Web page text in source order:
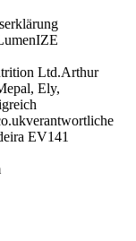
Ltd.Arthur
Ely,
EV141